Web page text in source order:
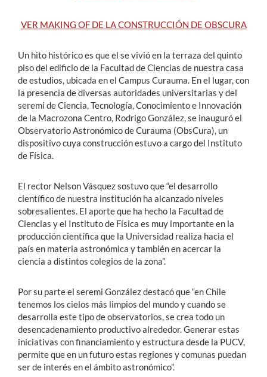
VER MAKING OF DE LA CONSTRUCCIÓN DE OBSCURA
Un hito histórico es que el se vivió en la terraza del quinto
piso del edificio de la Facultad de Ciencias de nuestra casa
de estudios, ubicada en el Campus Curauma. En el lugar, con
la presencia de diversas autoridades universitarias y del
seremi de Ciencia, Tecnología, Conocimiento e Innovación
de la Macrozona Centro, Rodrigo González, se inauguró el
Observatorio Astronómico de Curauma (ObsCura), un
dispositivo cuya construcción estuvo a cargo del Instituto
de Física.
El rector Nelson Vásquez sostuvo que “el desarrollo
científico de nuestra institución ha alcanzado niveles
sobresalientes. El aporte que ha hecho la Facultad de
Ciencias y el Instituto de Física es muy importante en la
producción científica que la Universidad realiza hacia el
país en materia astronómica y también en acercar la
ciencia a distintos colegios de la zona”.
Por su parte el seremi González destacó que “en Chile
tenemos los cielos más limpios del mundo y cuando se
desarrolla este tipo de observatorios, se crea todo un
desencadenamiento productivo alrededor. Generar estas
iniciativas con financiamiento y estructura desde la PUCV,
permite que en un futuro estas regiones y comunas puedan
ser de interés en el ámbito astronómico”.